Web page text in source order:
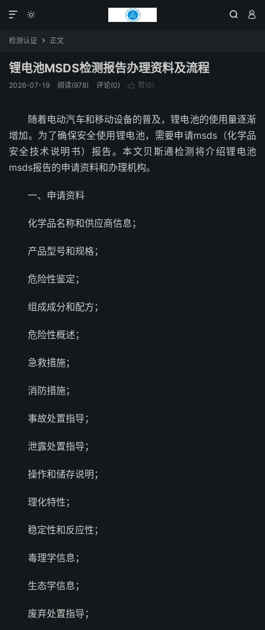
  

检测认证  正文
锂电池MSDS检测报告办理资料及流程
2026-07-19 阅读(978) 评论(0)  赞(0)
随着电动汽车和移动设备的普及，锂电池的使用量逐渐
增加。为了确保安全使用锂电池，需要申请msds（化学品
安全技术说明书）报告。本文贝斯通检测将介绍锂电池
msds报告的申请资料和办理机构。
一、申请资料
化学品名称和供应商信息；
产品型号和规格；
危险性鉴定；
组成成分和配方；
危险性概述；
急救措施；
消防措施；
事故处置指导；
泄露处置指导；
操作和储存说明；
理化特性；
稳定性和反应性；
毒理学信息；
生态学信息；
废弃处置指导；